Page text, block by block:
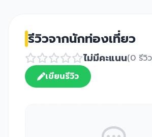
รีวิวจากนักท่องเที่ยว
ไม่มีคะแนน(0 รีวิ
เขียนรีวิว